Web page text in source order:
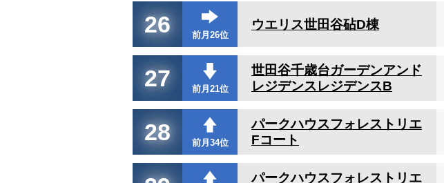
26 前月26位
ウエリス世田谷砧D棟
27 前月21位
世田谷千歳台ガーデンアンド
レジデンスレジデンスB
28 前月34位
パークハウスフォレストリエ
Fコート
パークハウスフォレストリエ